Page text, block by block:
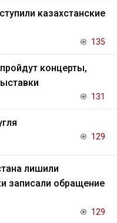
казахстанские
135
концерты,
131
129
лишили
записали обращение
129